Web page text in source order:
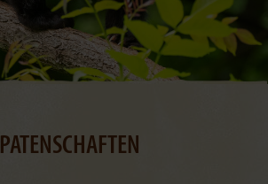
PATENSCHAFTEN